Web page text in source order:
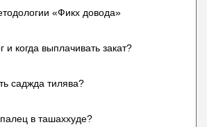
«Фикх довода»
и когда выплачивать закат?
саджда тилява?
в ташаххуде?